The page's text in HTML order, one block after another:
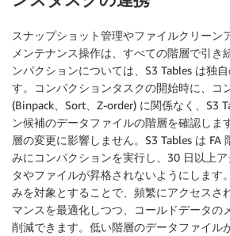
スナップショット管理やファイルクリーン
メンテナンス操作は、すべての階層で引き
ンパクションについては、S3 Tables は独
す。コンパクションタスクの開始時に、コ
(Binpack、Sort、Z-order) に関係なく、S3
ン候補のデータファイルの階層を確認しま
層の変更に影響しません。S3 Tables は FA
みにコンパクションを実行し、30 日以上
タやファイルが昇格されないようにします
みを対象とすることで、頻繁にアクセスさ
マンスを最適化しつつ、コールドデータの
削減できます。低い階層のデータファイル